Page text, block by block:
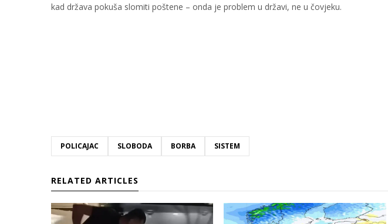
kad država pokuša slomiti poštene – onda je problem u državi, ne u čovjeku.
POLICAJAC SLOBODA BORBA SISTEM
RELATED ARTICLES